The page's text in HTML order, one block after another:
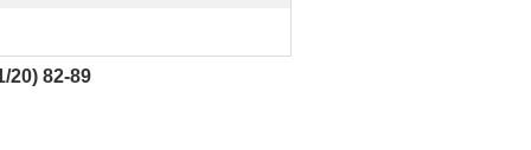
20) 82-89